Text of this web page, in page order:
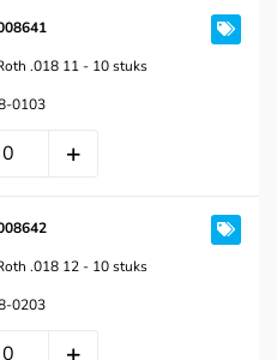
.018 11 - 10 stuks
0103
.018 12 - 10 stuks
0203